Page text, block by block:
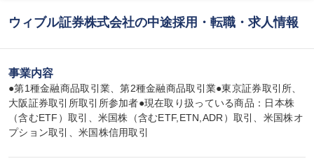
ウィブル証券株式会社の中途採用・転職・求人情報
事業内容
●第1種金融商品取引業、第2種金融商品取引業●東京証券取引所、
大阪証券取引所取引所参加者●現在取り扱っている商品：日本株
（含むETF）取引、米国株（含むETF,ETN,ADR）取引、米国株オ
プション取引、米国株信用取引